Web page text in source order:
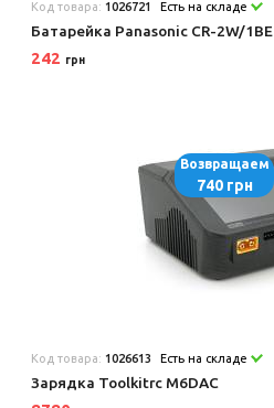
Код товара: 1026721 Есть на складе
Батарейка Panasonic CR-2W/1BE
242 грн
Возвращаем
740 грн
Код товара: 1026613 Есть на складе
Зарядка Toolkitrc M6DAC